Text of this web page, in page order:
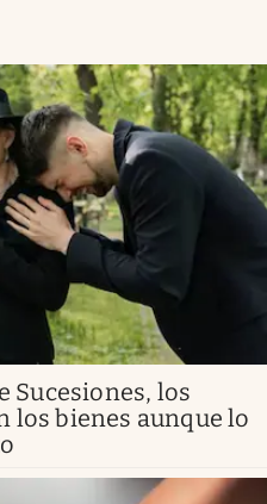
Sucesiones, los
los bienes aunque lo